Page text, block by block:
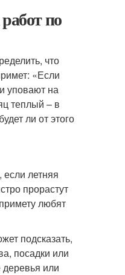
по
что
«Если
уповают на
теплый – в
ли от этого
летняя
прорастут
любят
подсказать,
посадки или
или